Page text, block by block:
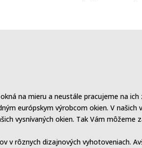
na mieru a neustále pracujeme na
európskym výrobcom okien. V našich
vysnívaných okien. Tak Vám
v rôznych dizajnových vyhotoveniach.